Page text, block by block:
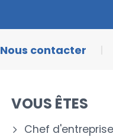
Nous contacter
VOUS ÊTES
Chef d'entreprise